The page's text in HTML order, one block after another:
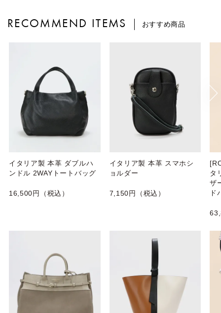
RECOMMEND ITEMS おすすめ商品
イタリア製 本革 ダブルハ
ンドル 2WAYトートバッグ
16,500円（税込）
イタリア製 本革 スマホシ
ョルダー
7,150円（税込）
タ
ザ
ド